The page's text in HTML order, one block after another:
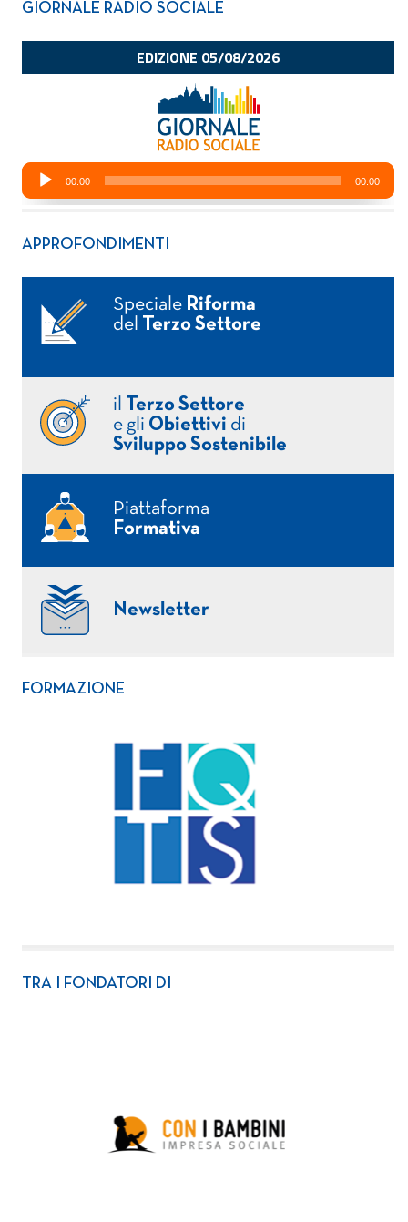
GIORNALE RADIO SOCIALE
APPROFONDIMENTI
Speciale Riforma
del
Terzo Settore
il
Terzo Settore
e gli Obiettivi di
Sviluppo Sostenibile
Piattaforma
Formativa
Newsletter
FORMAZIONE
TRA I FONDATORI DI